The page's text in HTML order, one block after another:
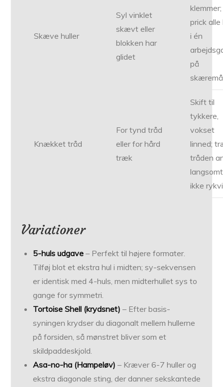
Skæve huller
Syl vinklet
skævt eller
blokken har
glidet
klemmer;
prick alle
i én
på
Knækket tråd
For tynd tråd
eller for hård
træk
Skift til
tykkere,
vokset
linned;
tråden
ikke
Variationer
5-huls udgave – Perfekt til højere formater.
Tilføj blot et ekstra hul i midten; sy-sekvensen
er identisk med 4-huls, men midterhullet sys to
gange for symmetri.
Tortoise Shell (krydsnet) – Efter basis-
syningen krydser du diagonalt mellem hullerne
på forsiden, så mønstret bliver som et
skildpaddeskjold.
Asa-no-ha (Hampeløv) – Kræver 6-7 huller og
ekstra diagonale sting, der danner sekskantede